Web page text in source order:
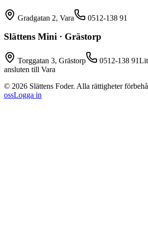
Gradgatan 2, Vara 0512-138 91
Slättens Mini · Grästorp
Torggatan 3, Grästorp 0512-138 91
ansluten till Vara
© 2026 Slättens Foder. Alla rättigheter
ossLogga in